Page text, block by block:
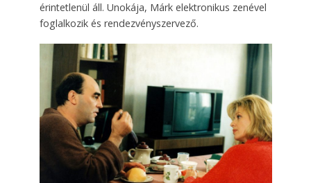
érintetlenül áll. Unokája, Márk elektronikus zenével
foglalkozik és rendezvényszervező.